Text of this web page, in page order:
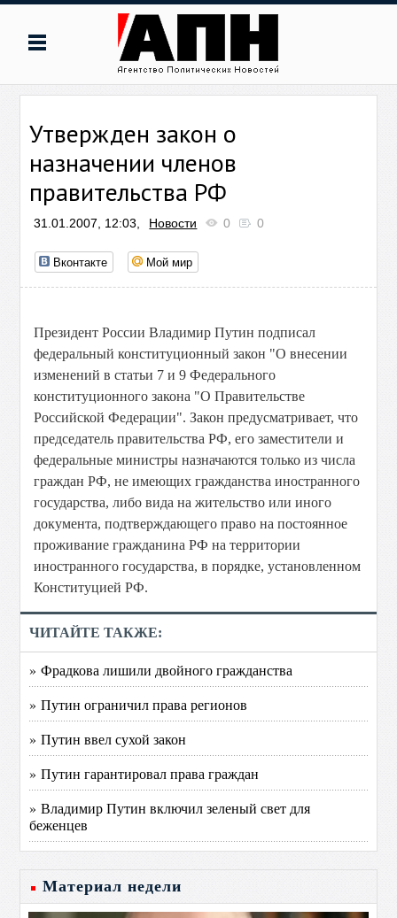
Утвержден закон о
назначении членов
правительства РФ
31.01.2007, 12:03, Новости 0 0
Вконтакте Мой мир
Президент России Владимир Путин подписал
федеральный конституционный закон "О внесении
изменений в статьи 7 и 9 Федерального
конституционного закона "О Правительстве
Российской Федерации". Закон предусматривает, что
председатель правительства РФ, его заместители и
федеральные министры назначаются только из числа
граждан РФ, не имеющих гражданства иностранного
государства, либо вида на жительство или иного
документа, подтверждающего право на постоянное
проживание гражданина РФ на территории
иностранного государства, в порядке, установленном
Конституцией РФ.
ЧИТАЙТЕ ТАКЖЕ:
» Фрадкова лишили двойного гражданства
» Путин ограничил права регионов
» Путин ввел сухой закон
» Путин гарантировал права граждан
» Владимир Путин включил зеленый свет для
беженцев
Материал недели